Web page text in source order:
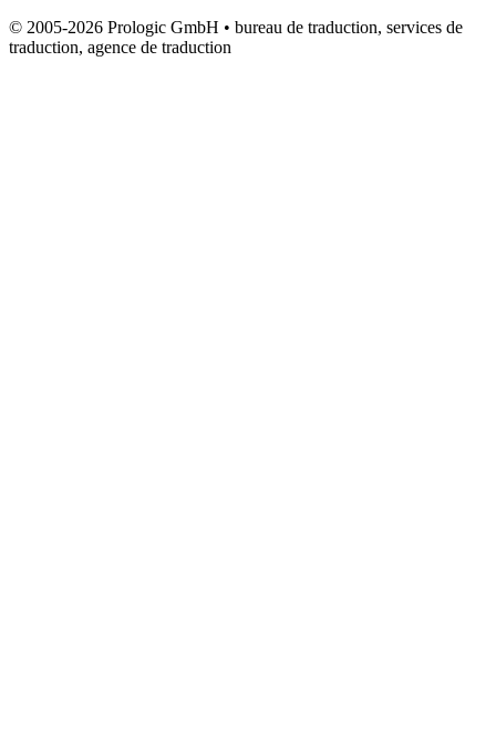
© 2005-2026 Prologic GmbH • bureau de traduction, services de
traduction, agence de traduction